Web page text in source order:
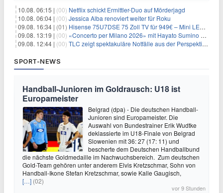
10.08. 06:15 | (00) Netflix schickt Ermittler-Duo auf Mörderjagd
10.08. 06:04 | (00) Jessica Alba renoviert weiter für Roku
09.08. 16:34 | (01) Hisense 75U7DSE 75 Zoll TV für 949€ – Mini LED, 144Hz, 2026
09.08. 13:19 | (00) «Concerto per Milano 2026» mit Hayato Sumino kommt zu arte
09.08. 12:44 | (00) TLC zeigt spektakuläre Notfälle aus der Perspektive der Patienten
SPORT-NEWS
Handball-Junioren im Goldrausch: U18 ist
Europameister
Belgrad (dpa) - Die deutschen Handball-
Junioren sind Europameister. Die
Auswahl von Bundestrainer Erik Wudtke
deklassierte im U18-Finale von Belgrad
Slowenien mit 36: 27 (17: 11) und
bescherte dem Deutschen Handballbund
die nächste Goldmedaille im Nachwuchsbereich. Zum deutschen
Gold-Team gehören unter anderem Elvis Kretzschmar, Sohn von
Handball-Ikone Stefan Kretzschmar, sowie Kalle Gaugisch,
[…] (02)
vor 9 Stunden